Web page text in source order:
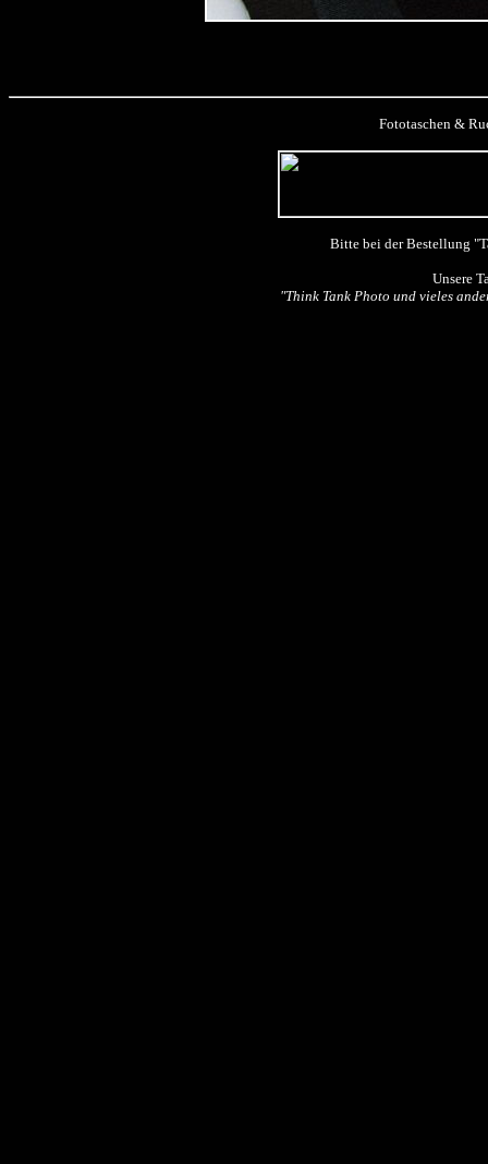
Fototaschen &
Bitte bei der Bestellung
Unsere
"Think Tank Photo und vieles